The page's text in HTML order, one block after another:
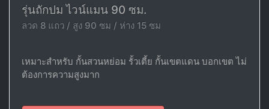
รุ่นถักปม ไวน์แมน 90 ซม.
ลวด 8 แถว / สูง 90 ซม / ห่าง 15 ซม
เหมาะสำหรับ กั้นสวนหย่อม รั้วเตี้ย กั้นเขตแดน บอกเขต ไม่
ต้องการความสูงมาก